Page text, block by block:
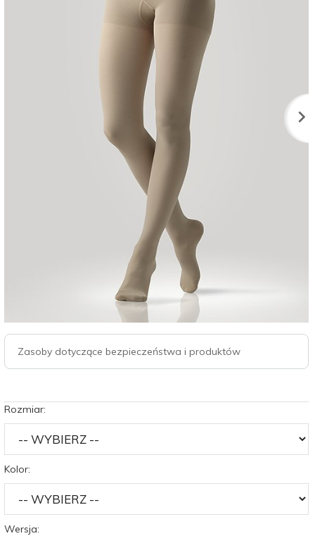
Zasoby dotyczące bezpieczeństwa i produktów
Rozmiar:
Kolor:
Wersja: